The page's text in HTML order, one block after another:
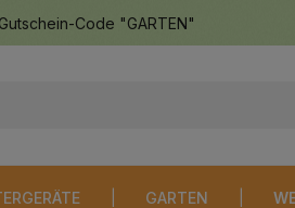
Code "GARTEN"
GARTEN